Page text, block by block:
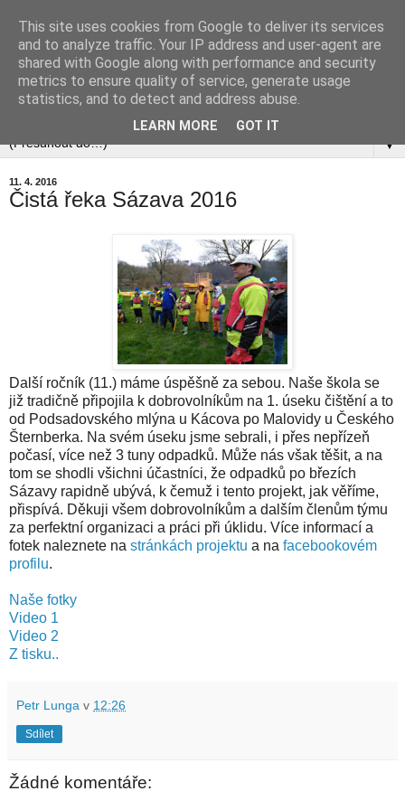
▼
11. 4. 2016
Čistá řeka Sázava 2016
Další ročník (11.) máme úspěšně za sebou. Naše škola se
již tradičně připojila k dobrovolníkům na 1. úseku čištění a to
od Podsadovského mlýna u Kácova po Malovidy u Českého
Šternberka. Na svém úseku jsme sebrali, i přes nepřízeň
počasí, více než 3 tuny odpadků. Může nás však těšit, a na
tom se shodli všichni účastníci, že odpadků po březích
Sázavy rapidně ubývá, k čemuž i tento projekt, jak věříme,
přispívá. Děkuji všem dobrovolníkům a dalším členům týmu
za perfektní organizaci a práci při úklidu. Více informací a
fotek naleznete na stránkách projektu a na facebookovém
profilu.
Naše fotky
Video 1
Video 2
Z tisku..
Petr Lunga v 12:26
Sdílet
Žádné komentáře:
This site uses cookies from Google to deliver its services
and to analyze traffic. Your IP address and user-agent are
shared with Google along with performance and security
metrics to ensure quality of service, generate usage
statistics, and to detect and address abuse.
LEARN MORE GOT IT